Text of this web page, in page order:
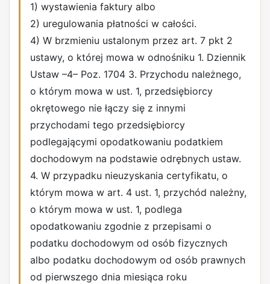
1) wystawienia faktury albo
2) uregulowania płatności w całości.
4) W brzmieniu ustalonym przez art. 7 pkt 2
ustawy, o której mowa w odnośniku 1. Dziennik
Ustaw –4– Poz. 1704 3. Przychodu należnego,
o którym mowa w ust. 1, przedsiębiorcy
okrętowego nie łączy się z innymi
przychodami tego przedsiębiorcy
podlegającymi opodatkowaniu podatkiem
dochodowym na podstawie odrębnych ustaw.
4. W przypadku nieuzyskania certyfikatu, o
którym mowa w art. 4 ust. 1, przychód należny,
o którym mowa w ust. 1, podlega
opodatkowaniu zgodnie z przepisami o
podatku dochodowym od osób fizycznych
albo podatku dochodowym od osób prawnych
od pierwszego dnia miesiąca roku